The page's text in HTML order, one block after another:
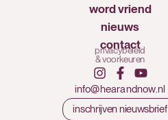
word vriend
nieuws
contact
privacybeleid
& voorkeuren
info@hearandnow.nl
inschrijven nieuwsbrief